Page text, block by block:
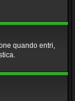
quando entri,